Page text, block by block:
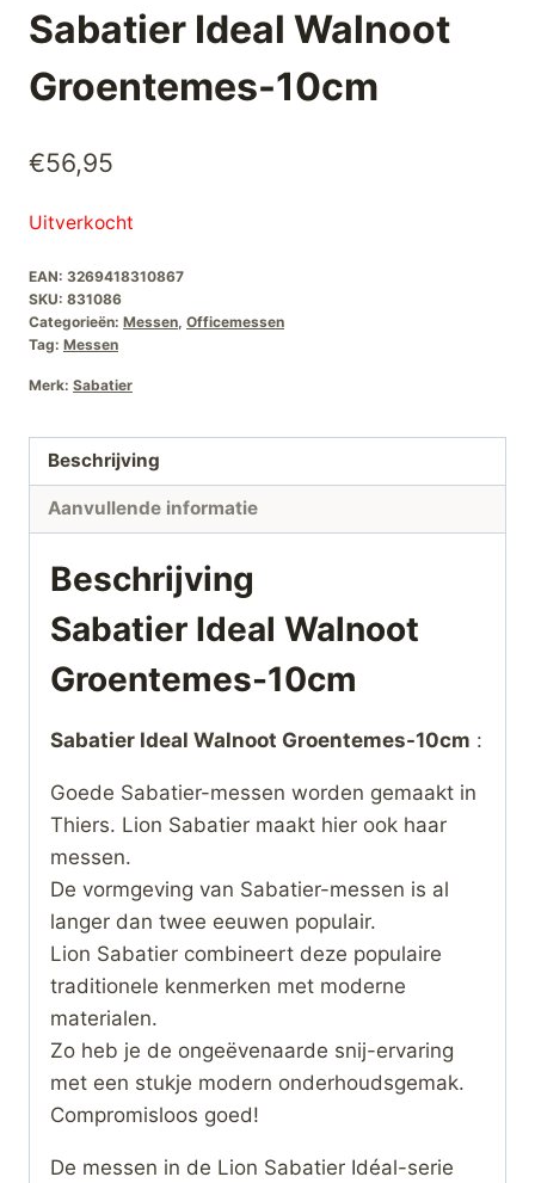
Sabatier Ideal Walnoot
Groentemes-10cm
€56,95
Uitverkocht
EAN: 3269418310867
SKU: 831086
Categorieën: Messen, Officemessen
Tag: Messen
Merk: Sabatier
Beschrijving
Aanvullende informatie
Beschrijving
Sabatier Ideal Walnoot
Groentemes-10cm
Sabatier Ideal Walnoot Groentemes-10cm :
Goede Sabatier-messen worden gemaakt in
Thiers. Lion Sabatier maakt hier ook haar
messen.
De vormgeving van Sabatier-messen is al
langer dan twee eeuwen populair.
Lion Sabatier combineert deze populaire
traditionele kenmerken met moderne
materialen.
Zo heb je de ongeëvenaarde snij-ervaring
met een stukje modern onderhoudsgemak.
Compromisloos goed!
De messen in de Lion Sabatier Idéal-serie